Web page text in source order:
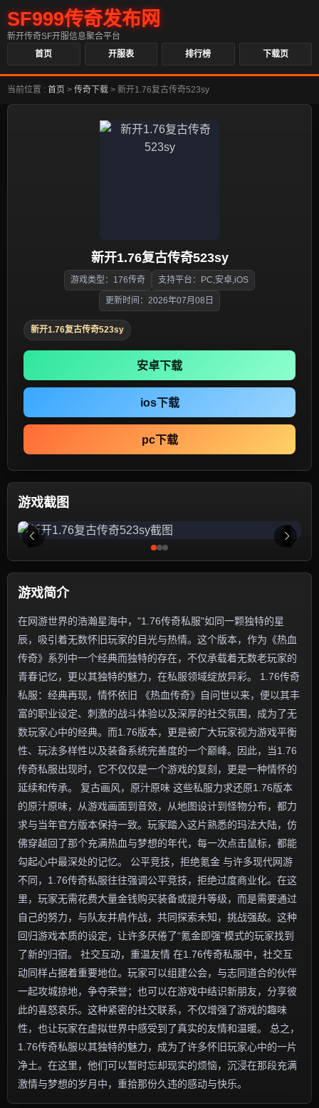
SF999传奇发布网
新开传奇SF开服信息聚合平台
首页
开服表 排行榜 下载页
当前位置 : 首页 > 传奇下载 > 新开1.76复古传奇523sy
新开1.76复古传奇523sy
游戏类型：176传奇 支持平台：PC,安卓,iOS
更新时间：2026年07月08日
新开1.76复古传奇523sy
安卓下载
ios下载
pc下载
游戏截图
游戏简介
在网游世界的浩瀚星海中，"1.76传奇私服"如同一颗独特的星
辰，吸引着无数怀旧玩家的目光与热情。这个版本，作为《热血
传奇》系列中一个经典而独特的存在，不仅承载着无数老玩家的
青春记忆，更以其独特的魅力，在私服领域绽放异彩。 1.76传奇
私服：经典再现，情怀依旧 《热血传奇》自问世以来，便以其丰
富的职业设定、刺激的战斗体验以及深厚的社交氛围，成为了无
数玩家心中的经典。而1.76版本，更是被广大玩家视为游戏平衡
性、玩法多样性以及装备系统完善度的一个巅峰。因此，当1.76
传奇私服出现时，它不仅仅是一个游戏的复刻，更是一种情怀的
延续和传承。 复古画风，原汁原味 这些私服力求还原1.76版本
的原汁原味，从游戏画面到音效，从地图设计到怪物分布，都力
求与当年官方版本保持一致。玩家踏入这片熟悉的玛法大陆，仿
佛穿越回了那个充满热血与梦想的年代，每一次点击鼠标，都能
勾起心中最深处的记忆。 公平竞技，拒绝氪金 与许多现代网游
不同，1.76传奇私服往往强调公平竞技，拒绝过度商业化。在这
里，玩家无需花费大量金钱购买装备或提升等级，而是需要通过
自己的努力，与队友并肩作战，共同探索未知，挑战强敌。这种
回归游戏本质的设定，让许多厌倦了“氪金即强”模式的玩家找到
了新的归宿。 社交互动，重温友情 在1.76传奇私服中，社交互
动同样占据着重要地位。玩家可以组建公会，与志同道合的伙伴
一起攻城掠地，争夺荣誉；也可以在游戏中结识新朋友，分享彼
此的喜怒哀乐。这种紧密的社交联系，不仅增强了游戏的趣味
性，也让玩家在虚拟世界中感受到了真实的友情和温暖。 总之，
1.76传奇私服以其独特的魅力，成为了许多怀旧玩家心中的一片
净土。在这里，他们可以暂时忘却现实的烦恼，沉浸在那段充满
激情与梦想的岁月中，重拾那份久违的感动与快乐。